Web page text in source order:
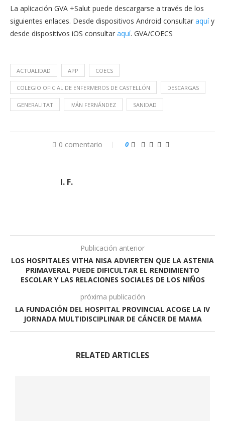
La aplicación GVA +Salut puede descargarse a través de los
siguientes enlaces. Desde dispositivos Android consultar aquíy
desde dispositivos iOS consultar aquí. GVA/COECS
ACTUALIDAD APP COECS
COLEGIO OFICIAL DE ENFERMEROS DE CASTELLÓN DESCARGAS
GENERALITAT IVÁN FERNÁNDEZ SANIDAD
0 comentario 0
I. F.
Publicación anterior
LOS HOSPITALES VITHA NISA ADVIERTEN QUE LA ASTENIA
PRIMAVERAL PUEDE DIFICULTAR EL RENDIMIENTO
ESCOLAR Y LAS RELACIONES SOCIALES DE LOS NIÑOS
próxima publicación
LA FUNDACIÓN DEL HOSPITAL PROVINCIAL ACOGE LA IV
JORNADA MULTIDISCIPLINAR DE CÁNCER DE MAMA
RELATED ARTICLES